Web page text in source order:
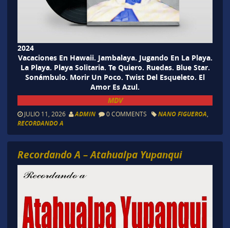
2024
Vacaciones En Hawaii. Jambalaya. Jugando En La Playa.
La Playa. Playa Solitaria. Te Quiero. Ruedas. Blue Star.
Sonámbulo. Morir Un Poco. Twist Del Esqueleto. El
Amor Es Azul.
MDV
JULIO 11, 2026 ADMIN 0 COMMENTS NANO FIGUEROA
RECORDANDO A
Recordando A – Atahualpa Yupanqui